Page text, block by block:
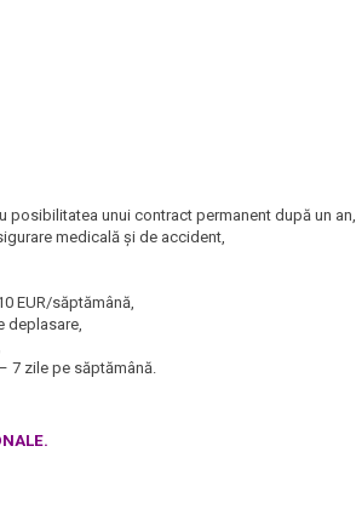
unui contract permanent după un an,
medicală și de accident,
EUR/săptămână,
deplasare,
7 zile pe săptămână.